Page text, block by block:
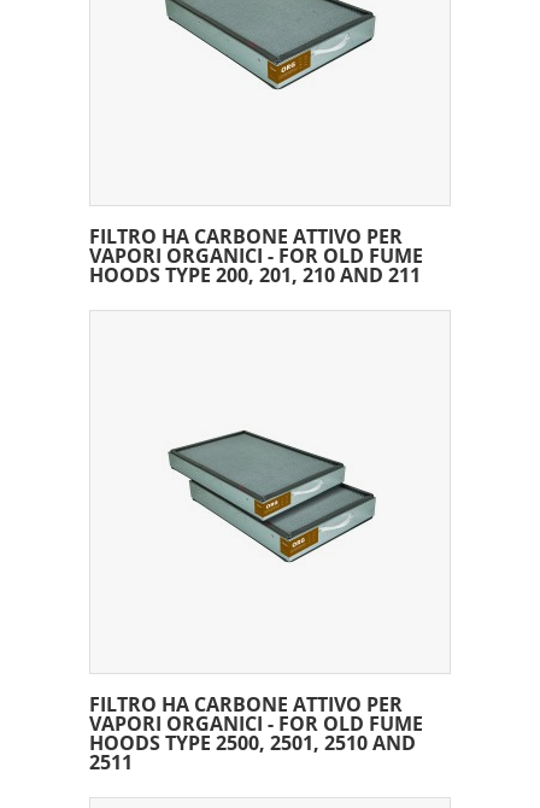
FILTRO HA CARBONE ATTIVO PER
VAPORI ORGANICI - FOR OLD FUME
HOODS TYPE 200, 201, 210 AND 211
FILTRO HA CARBONE ATTIVO PER
VAPORI ORGANICI - FOR OLD FUME
HOODS TYPE 2500, 2501, 2510 AND
2511